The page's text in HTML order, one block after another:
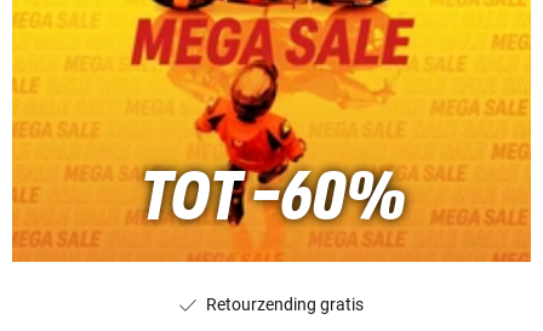
TOT -60%
Retourzending gratis